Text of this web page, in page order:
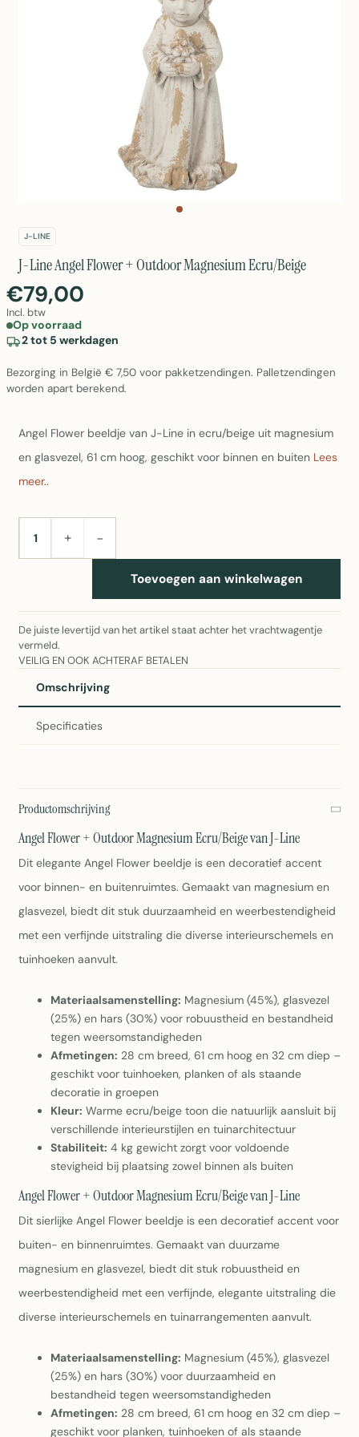
J-LINE
J-Line Angel Flower + Outdoor Magnesium Ecru/Beige
€79,00
Incl. btw
Op voorraad
2 tot 5 werkdagen
Bezorging in België € 7,50 voor pakketzendingen. Palletzendingen
worden apart berekend.
Angel Flower beeldje van J-Line in ecru/beige uit magnesium
en glasvezel, 61 cm hoog, geschikt voor binnen en buiten Lees
meer..
AANTAL+ −
Toevoegen aan winkelwagen
De juiste levertijd van het artikel staat achter het vrachtwagentje
vermeld.
VEILIG EN OOK ACHTERAF BETALEN
Omschrijving
Specificaties
Productomschrijving
Angel Flower + Outdoor Magnesium Ecru/Beige van J-Line
Dit elegante Angel Flower beeldje is een decoratief accent
voor binnen- en buitenruimtes. Gemaakt van magnesium en
glasvezel, biedt dit stuk duurzaamheid en weerbestendigheid
met een verfijnde uitstraling die diverse interieurschemels en
tuinhoeken aanvult.
Materiaalsamenstelling: Magnesium (45%), glasvezel
(25%) en hars (30%) voor robuustheid en bestandheid
tegen weersomstandigheden
Afmetingen: 28 cm breed, 61 cm hoog en 32 cm diep –
geschikt voor tuinhoeken, planken of als staande
decoratie in groepen
Kleur: Warme ecru/beige toon die natuurlijk aansluit bij
verschillende interieurstijlen en tuinarchitectuur
Stabiliteit: 4 kg gewicht zorgt voor voldoende
stevigheid bij plaatsing zowel binnen als buiten
Angel Flower + Outdoor Magnesium Ecru/Beige van J-Line
Dit sierlijke Angel Flower beeldje is een decoratief accent voor
buiten- en binnenruimtes. Gemaakt van duurzame
magnesium en glasvezel, biedt dit stuk robuustheid en
weerbestendigheid met een verfijnde, elegante uitstraling die
diverse interieurschemels en tuinarrangementen aanvult.
Materiaalsamenstelling: Magnesium (45%), glasvezel
(25%) en hars (30%) voor duurzaamheid en
bestandheid tegen weersomstandigheden
Afmetingen: 28 cm breed, 61 cm hoog en 32 cm diep –
geschikt voor planken, tuinhoeken of als staande